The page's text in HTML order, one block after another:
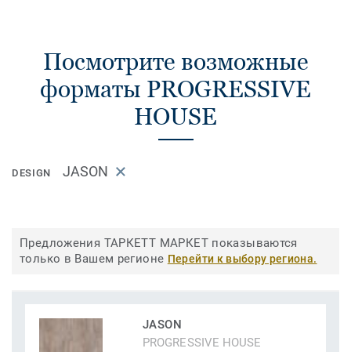
Посмотрите возможные
форматы PROGRESSIVE
HOUSE
DESIGN JASON
Предложения ТАРКЕТТ МАРКЕТ показываются
только в Вашем регионе Перейти к выбору региона.
JASON
PROGRESSIVE HOUSE